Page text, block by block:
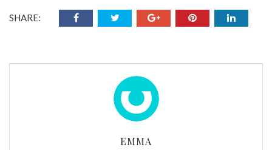
SHARE:
EMMA